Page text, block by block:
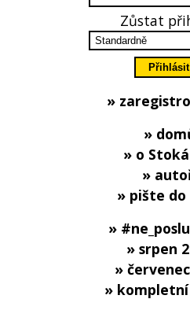
Zůstat
»
»
» o
»
» pište
»
» srpen
»
»